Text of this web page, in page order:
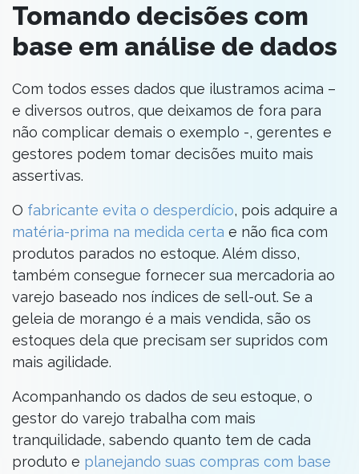
Tomando decisões com
base em análise de dados
Com todos esses dados que ilustramos acima –
e diversos outros, que deixamos de fora para
não complicar demais o exemplo -, gerentes e
gestores podem tomar decisões muito mais
assertivas.
O fabricante evita o desperdício, pois adquire a
matéria-prima na medida certa e não fica com
produtos parados no estoque. Além disso,
também consegue fornecer sua mercadoria ao
varejo baseado nos índices de sell-out. Se a
geleia de morango é a mais vendida, são os
estoques dela que precisam ser supridos com
mais agilidade.
Acompanhando os dados de seu estoque, o
gestor do varejo trabalha com mais
tranquilidade, sabendo quanto tem de cada
produto e planejando suas compras com base